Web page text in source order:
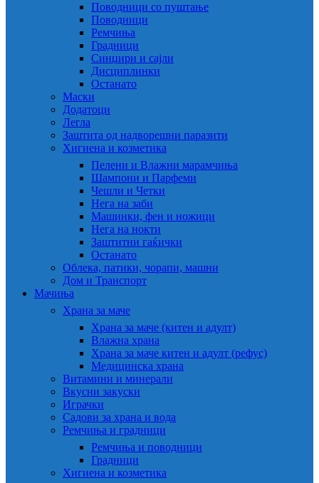
Поводници со пуштање
Поводници
Ремчиња
Градници
Синџири и сајли
Дисциплинки
Останато
Маски
Додатоци
Легла
Заштита од надворешни паразити
Хигиена и козметика
Пелени и Влажни марамчиња
Шампони и Парфеми
Чешли и Четки
Нега на заби
Машинки, фен и ножици
Нега на нокти
Заштитни гаќички
Останато
Облека, патики, чорапи, машни
Дом и Транспорт
Мачиња
Храна за маче
Храна за маче (китен и адулт)
Влажна храна
Храна за маче китен и адулт (рефус)
Медицинска храна
Витамини и минерали
Вкусни закуски
Играчки
Садови за храна и вода
Ремчиња и градници
Ремчиња и поводници
Градници
Хигиена и козметика